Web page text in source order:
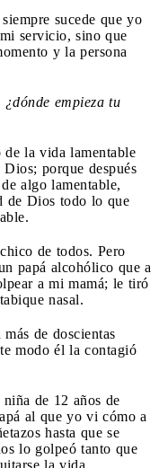
sucede que yo
servicio, sino que
y la persona
empieza tu
de la vida lamentable
porque después
algo lamentable,
de Dios todo lo que
de todos. Pero
papá alcohólico que a
a mi mamá; le tiró
nasal.
de doscientas
modo él la contagió
de 12 años de
al que yo vi cómo a
hasta que se
lo golpeó tanto que
la vida.